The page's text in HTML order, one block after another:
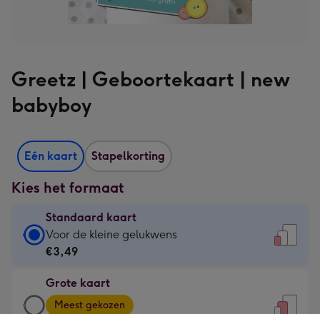
Greetz | Geboortekaart | new
babyboy
Eén kaart Stapelkorting
Kies het formaat
Standaard kaart
Standaard
kaart
€3,49
-
Voor de kleine gelukwens
€3,49
Grote kaart
Grote
Meest gekozen